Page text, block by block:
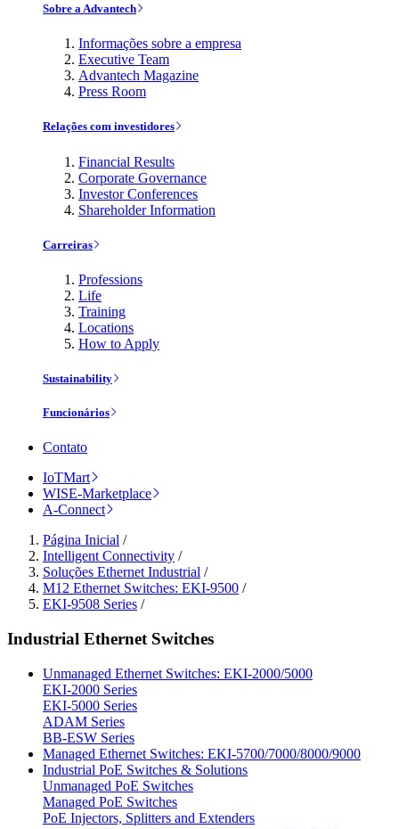
Sobre a Advantech
Informações sobre a empresa
Executive Team
Advantech Magazine
Press Room
Relações com investidores
Financial Results
Corporate Governance
Investor Conferences
Shareholder Information
Carreiras
Professions
Life
Training
Locations
How to Apply
Sustainability
Funcionários
Contato
IoTMart
WISE-Marketplace
A-Connect
Página Inicial /
Intelligent Connectivity /
Soluções Ethernet Industrial /
M12 Ethernet Switches: EKI-9500 /
EKI-9508 Series /
Industrial Ethernet Switches
Unmanaged Ethernet Switches: EKI-2000/5000
EKI-2000 Series
EKI-5000 Series
ADAM Series
BB-ESW Series
Managed Ethernet Switches: EKI-5700/7000/8000/9000
Industrial PoE Switches & Solutions
Unmanaged PoE Switches
Managed PoE Switches
PoE Injectors, Splitters and Extenders